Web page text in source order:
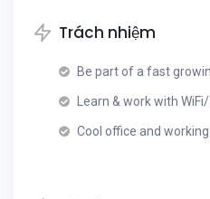
Trách nhiệm
Be part of a fast
Learn & work with
Cool office and